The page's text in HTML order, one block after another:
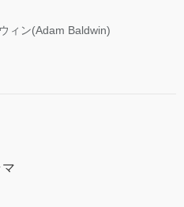
ィン(Adam Baldwin)